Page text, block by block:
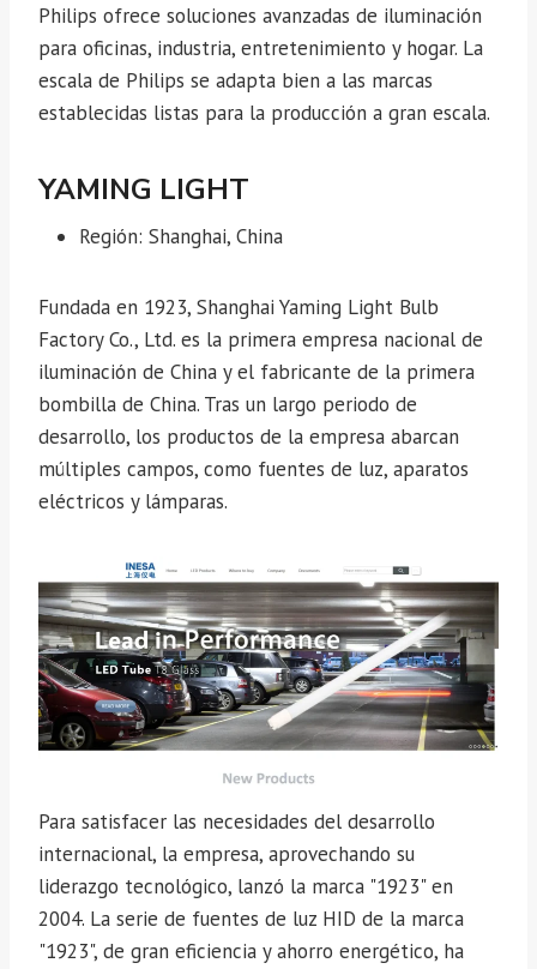
Philips ofrece soluciones avanzadas de iluminación
para oficinas, industria, entretenimiento y hogar. La
escala de Philips se adapta bien a las marcas
establecidas listas para la producción a gran escala.
YAMING LIGHT
Región: Shanghai, China
Fundada en 1923, Shanghai Yaming Light Bulb
Factory Co., Ltd. es la primera empresa nacional de
iluminación de China y el fabricante de la primera
bombilla de China. Tras un largo periodo de
desarrollo, los productos de la empresa abarcan
múltiples campos, como fuentes de luz, aparatos
eléctricos y lámparas.
Para satisfacer las necesidades del desarrollo
internacional, la empresa, aprovechando su
liderazgo tecnológico, lanzó la marca "1923" en
2004. La serie de fuentes de luz HID de la marca
"1923", de gran eficiencia y ahorro energético, ha